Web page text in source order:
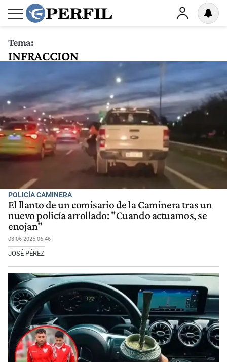
Tema:
INFRACCION
POLICÍA CAMINERA
El llanto de un comisario de la Caminera tras un
nuevo policía arrollado: "Cuando actuamos, se
enojan"
03-06-2025 06:46
JOSÉ PÉREZ